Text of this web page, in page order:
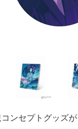
ンセプトグッズが